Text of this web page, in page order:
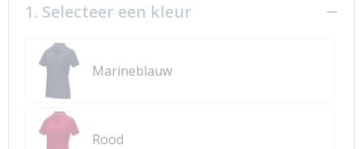
1. Selecteer een kleur
Marineblauw
Rood